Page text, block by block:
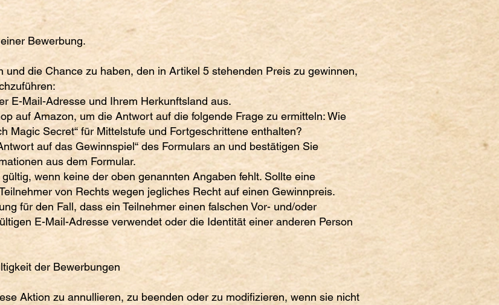
Bewerbung.
und die Chance zu haben, den in Artikel 5 stehenden Preis zu gewinnen,
E-Mail-Adresse und Ihrem Herkunftsland aus.
auf Amazon, um die Antwort auf die folgende Frage zu ermitteln: Wie
Magic Secret“ für Mittelstufe und Fortgeschrittene enthalten?
auf das Gewinnspiel“ des Formulars an und bestätigen Sie
aus dem Formular.
wenn keine der oben genannten Angaben fehlt. Sollte eine
von Rechts wegen jegliches Recht auf einen Gewinnpreis.
für den Fall, dass ein Teilnehmer einen falschen Vor- und/oder
E-Mail-Adresse verwendet oder die Identität einer anderen Person
der Bewerbungen
Aktion zu annullieren, zu beenden oder zu modifizieren, wenn sie nicht